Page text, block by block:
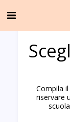
Compila
riservare